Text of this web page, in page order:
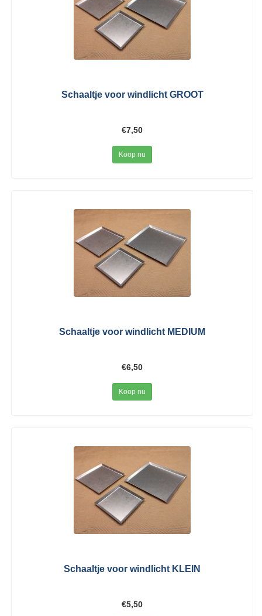
Schaaltje voor windlicht GROOT
€7,50
Koop nu
Schaaltje voor windlicht MEDIUM
€6,50
Koop nu
Schaaltje voor windlicht KLEIN
€5,50